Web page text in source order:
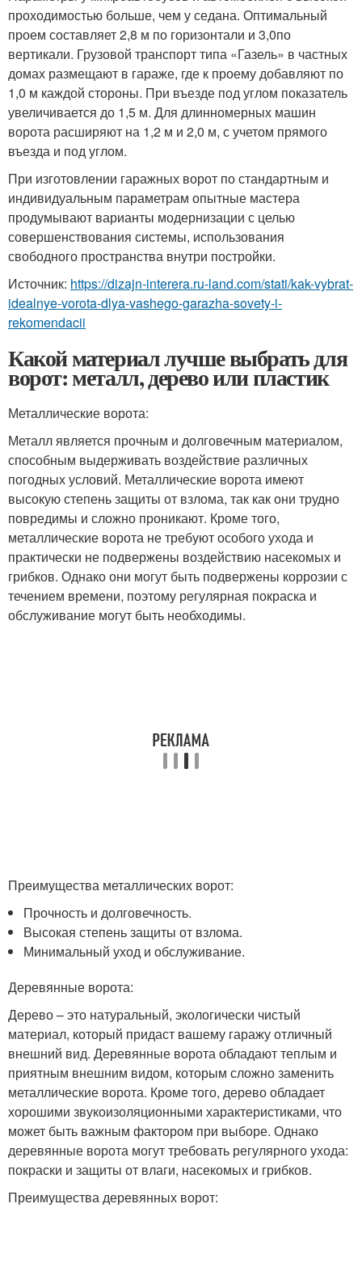
проходимостью больше, чем у седана. Оптимальный
проем составляет 2,8 м по горизонтали и 3,0по
вертикали. Грузовой транспорт типа «Газель» в частных
домах размещают в гараже, где к проему добавляют по
1,0 м каждой стороны. При въезде под углом показатель
увеличивается до 1,5 м. Для длинномерных машин
ворота расширяют на 1,2 м и 2,0 м, с учетом прямого
въезда и под углом.
При изготовлении гаражных ворот по стандартным и
индивидуальным параметрам опытные мастера
продумывают варианты модернизации с целью
совершенствования системы, использования
свободного пространства внутри постройки.
Источник: https://dizajn-interera.ru-land.com/stati/kak-vybrat-
idealnye-vorota-dlya-vashego-garazha-sovety-i-
rekomendacii
Какой материал лучше выбрать для
ворот: металл, дерево или пластик
Металлические ворота:
Металл является прочным и долговечным материалом,
способным выдерживать воздействие различных
погодных условий. Металлические ворота имеют
высокую степень защиты от взлома, так как они трудно
повредимы и сложно проникают. Кроме того,
металлические ворота не требуют особого ухода и
практически не подвержены воздействию насекомых и
грибков. Однако они могут быть подвержены коррозии с
течением времени, поэтому регулярная покраска и
обслуживание могут быть необходимы.
Преимущества металлических ворот:
Прочность и долговечность.
Высокая степень защиты от взлома.
Минимальный уход и обслуживание.
Деревянные ворота:
Дерево – это натуральный, экологически чистый
материал, который придаст вашему гаражу отличный
внешний вид. Деревянные ворота обладают теплым и
приятным внешним видом, которым сложно заменить
металлические ворота. Кроме того, дерево обладает
хорошими звукоизоляционными характеристиками, что
может быть важным фактором при выборе. Однако
деревянные ворота могут требовать регулярного ухода:
покраски и защиты от влаги, насекомых и грибков.
Преимущества деревянных ворот: